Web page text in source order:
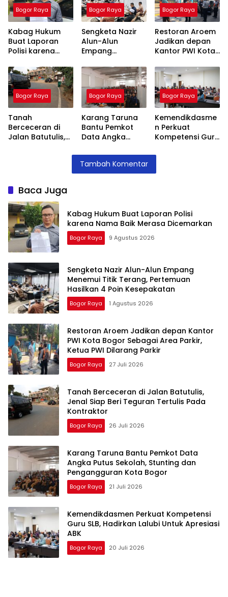
Bogor Raya
Kabag Hukum
Buat Laporan
Polisi karena
Merasa
Dicemarkan
Bogor Raya
Sengketa Nazir
Alun-Alun
Empang
Terang,
Pertemuan
Hasilkan 4 Poin
Kesepakatan
Bogor Raya
Restoran Aroem
Jadikan depan
Kantor PWI Kota
Area Parkir,
Ketua PWI
Dilarang Parkir
Bogor Raya
Tanah
Berceceran di
Jalan Batutulis,
Bogor Raya
Karang Taruna
Bantu Pemkot
Data Angka
Stunting dan
Pengangguran
Kota Bogor
Bogor Raya
Kemendikdasme
n Perkuat
Kompetensi Guru
Lalubi Untuk
Tambah Komentar
Baca Juga
Kabag Hukum Buat Laporan Polisi
karena Nama Baik Merasa Dicemarkan
Bogor Raya 9 Agustus 2026
Sengketa Nazir Alun-Alun Empang
Menemui Titik Terang, Pertemuan
Hasilkan 4 Poin Kesepakatan
Bogor Raya 1 Agustus 2026
Restoran Aroem Jadikan depan Kantor
PWI Kota Bogor Sebagai Area Parkir,
Ketua PWI Dilarang Parkir
Bogor Raya 27 Juli 2026
Tanah Berceceran di Jalan Batutulis,
Jenal Siap Beri Teguran Tertulis Pada
Kontraktor
Bogor Raya 26 Juli 2026
Karang Taruna Bantu Pemkot Data
Angka Putus Sekolah, Stunting dan
Pengangguran Kota Bogor
Bogor Raya 21 Juli 2026
Kemendikdasmen Perkuat Kompetensi
Guru SLB, Hadirkan Lalubi Untuk Apresiasi
ABK
Bogor Raya 20 Juli 2026